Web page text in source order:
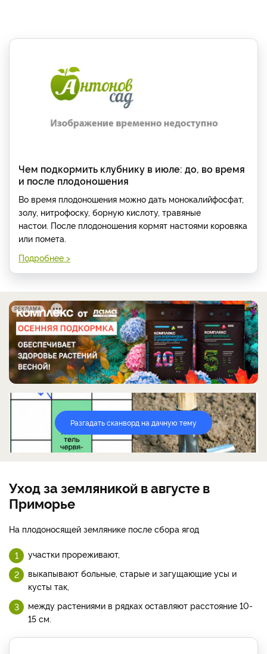
Чем подкормить клубнику в июле: до, во время
и после плодоношения
Во время плодоношения можно дать монокалийфосфат,
золу, нитрофоску, борную кислоту, травяные
настои. После плодоношения кормят настоями коровяка
или помета.
Подробнее >
РЕКЛАМА
Разгадать сканворд на дачную тему
Уход за земляникой в августе в
Приморье
На плодоносящей землянике после сбора ягод
участки прореживают,
выкапывают больные, старые и загущающие усы и
кусты так,
между растениями в рядках оставляют расстояние 10-
15 см.